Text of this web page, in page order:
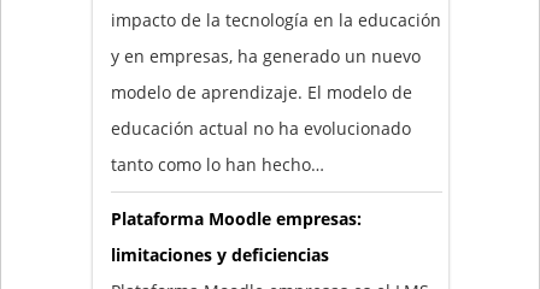
impacto de la tecnología en la educación
y en empresas, ha generado un nuevo
modelo de aprendizaje. El modelo de
educación actual no ha evolucionado
tanto como lo han hecho…
Plataforma Moodle empresas:
limitaciones y deficiencias